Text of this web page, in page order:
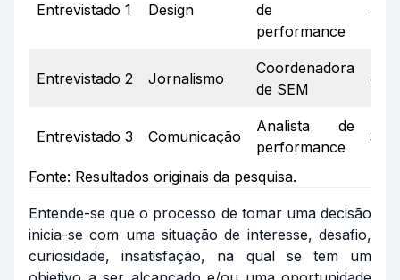
Entrevistado 1 Design
de
performance
4
Entrevistado 2 Jornalismo
Coordenadora
de SEM
4
Entrevistado 3 Comunicação
Analista de
performance
3
Fonte: Resultados originais da pesquisa.
Entende-se que o processo de tomar uma decisão
inicia-se com uma situação de interesse, desafio,
curiosidade, insatisfação, na qual se tem um